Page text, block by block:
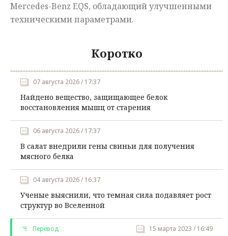
Mercedes-Benz EQS, обладающий улучшенными
техническими параметрами.
Коротко
07 августа 2026 / 17:37
Найдено вещество, защищающее белок
восстановления мышц от старения
06 августа 2026 / 17:37
В салат внедрили гены свиньи для получения
мясного белка
04 августа 2026 / 16:37
Ученые выяснили, что темная сила подавляет рост
структур во Вселенной
Перевод 15 марта 2023 / 16:49